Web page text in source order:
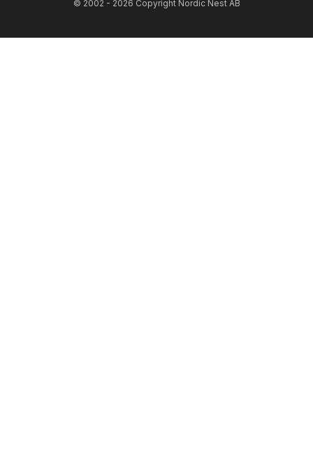
© 2002 - 2026 Copyright Nordic Nest AB